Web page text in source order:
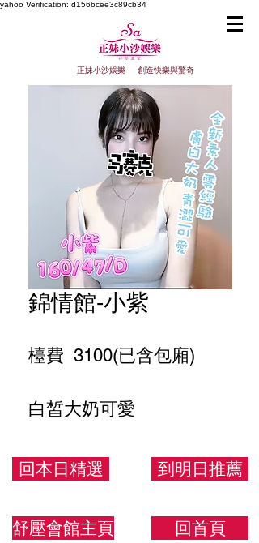
yahoo Verification: d156bcee3c89cb34
正妹小沙娛樂 創造快樂與驚奇
錦情館-小紫
檯費 3100(已含包廂)
白皙大奶可愛
160/47/D
回本日精選
舒壓會館主頁
到明日推薦
回首頁